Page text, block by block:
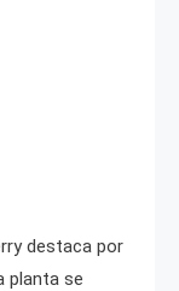
destaca por
planta se